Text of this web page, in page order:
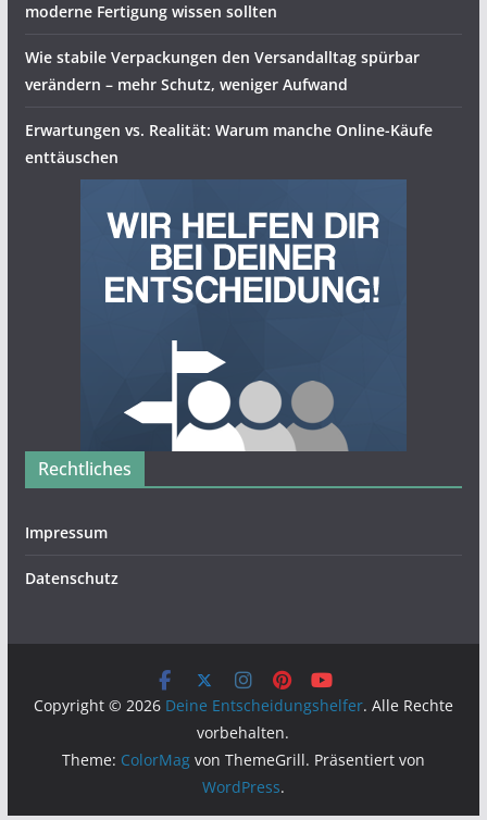
moderne Fertigung wissen sollten
Wie stabile Verpackungen den Versandalltag spürbar
verändern – mehr Schutz, weniger Aufwand
Erwartungen vs. Realität: Warum manche Online-Käufe
enttäuschen
Rechtliches
Impressum
Datenschutz
Copyright © 2026 Deine Entscheidungshelfer. Alle Rechte
vorbehalten.
Theme: ColorMagvon ThemeGrill. Präsentiert von
WordPress.